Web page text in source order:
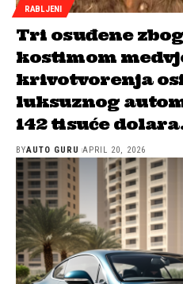
RABLJENI
Tri osuđene
kostimom
krivotvorenja
luksuznog
142 tisuće
BYAUTO GURU APRIL 20, 2026